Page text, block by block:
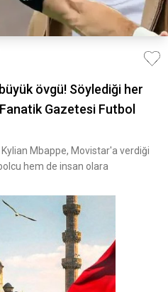
övgü! Söylediği her
Gazetesi Futbol
Mbappe, Movistar'a verdiği
hem de insan olara